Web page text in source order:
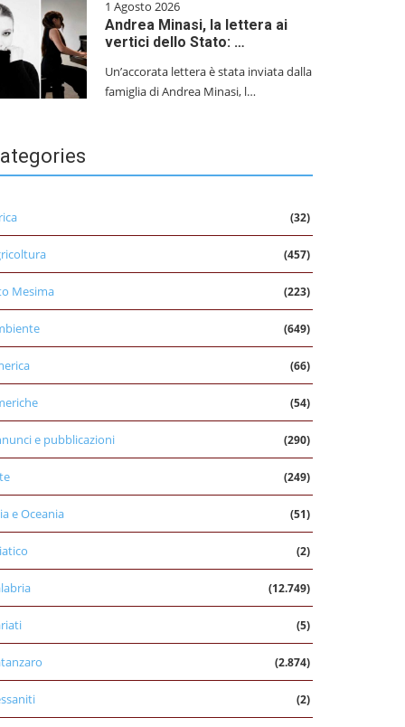
1 Agosto 2026
Andrea Minasi, la lettera ai
vertici dello Stato: …
Un’accorata lettera è stata inviata dalla
famiglia di Andrea Minasi, l…
(32)
(457)
Mesima (223)
(649)
(66)
(54)
e pubblicazioni (290)
(249)
e Oceania (51)
(2)
(12.749)
(5)
(2.874)
(2)